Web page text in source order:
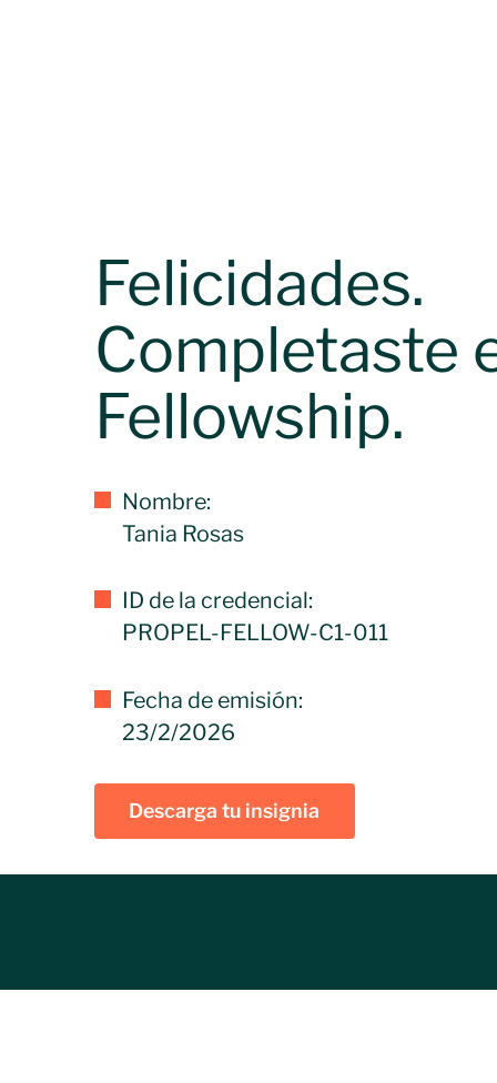
Felicidades.
Completaste
Fellowship.
Nombre:
Tania Rosas
ID de la credencial:
PROPEL-FELLOW-C1-011
Fecha de emisión:
23/2/2026
Descarga tu insignia